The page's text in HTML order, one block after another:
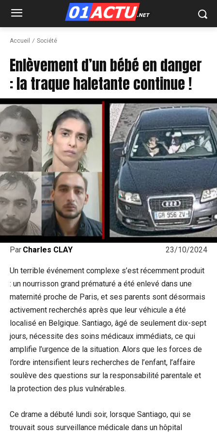
Accueil Société
Enlèvement d’un bébé en danger
: la traque haletante continue !
23/10/2024
Par Charles CLAY
Un terrible événement complexe s’est récemment produit
: un nourrisson grand prématuré a été enlevé dans une
maternité proche de Paris, et ses parents sont désormais
activement recherchés après que leur véhicule a été
localisé en Belgique. Santiago, âgé de seulement dix-sept
jours, nécessite des soins médicaux immédiats, ce qui
amplifie l’urgence de la situation. Alors que les forces de
l’ordre intensifient leurs recherches de l’enfant, l’affaire
soulève des questions sur la responsabilité parentale et
la protection des plus vulnérables.
Ce drame a débuté lundi soir, lorsque Santiago, qui se
trouvait sous surveillance médicale dans un hôpital